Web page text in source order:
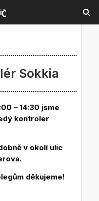
Sokkia
– 14:30 jsme
kontroler
v okolí ulic
děkujeme!